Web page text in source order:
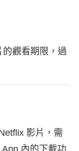
觀看期限，過
影片，需
內的下載功